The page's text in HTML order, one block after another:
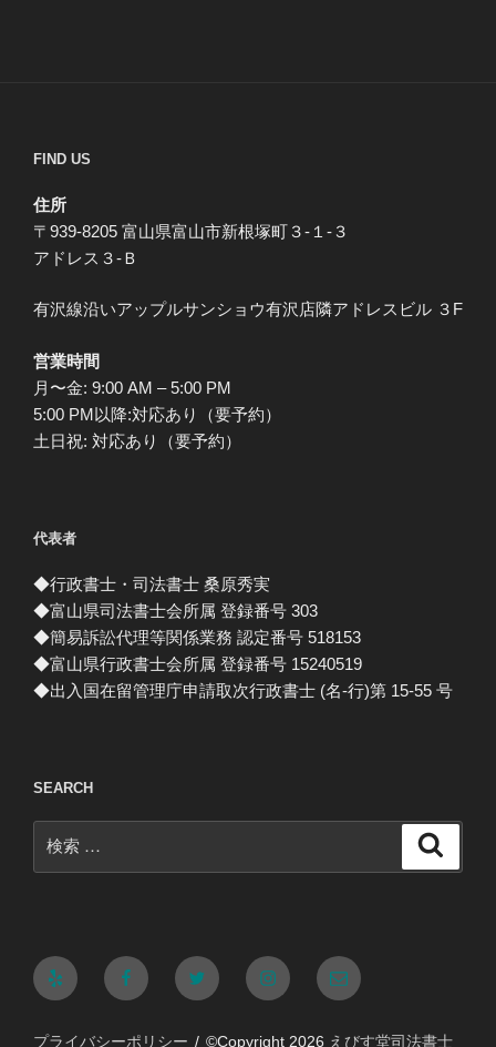
FIND US
住所
〒939-8205 富山県富山市新根塚町３-１-３
アドレス３-Ｂ
有沢線沿いアップルサンショウ有沢店隣アドレスビル ３F
営業時間
月〜金: 9:00 AM – 5:00 PM
5:00 PM以降:対応あり（要予約）
土日祝: 対応あり（要予約）
代表者
◆行政書士・司法書士 桑原秀実
◆富山県司法書士会所属 登録番号 303
◆簡易訴訟代理等関係業務 認定番号 518153
◆富山県行政書士会所属 登録番号 15240519
◆出入国在留管理庁申請取次行政書士 (名-行)第 15-55 号
SEARCH
索:
Yelp FacebookTwitter Instagram
メ
プライバシーポリシー ©Copyright 2026 えびす堂司法書士